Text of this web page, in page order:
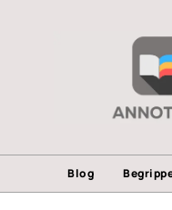
Blog